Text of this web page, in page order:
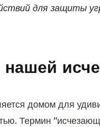
для защиты
нашей
домом для
Термин